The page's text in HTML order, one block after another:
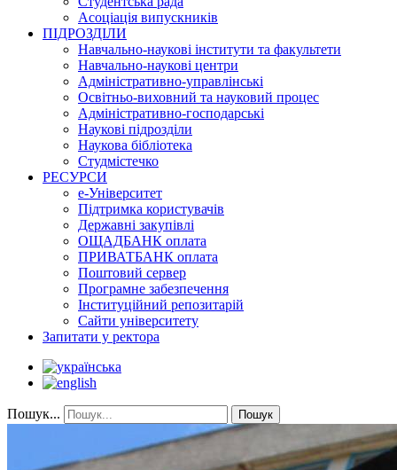
Асоціація випускників
ПІДРОЗДІЛИ
Навчально-наукові інститути та факультети
Навчально-наукові центри
Адміністративно-управлінські
Освітньо-виховний та науковий процес
Адміністративно-господарські
Наукові підрозділи
Наукова бібліотека
Студмістечко
РЕСУРСИ
е-Університет
Підтримка користувачів
Державні закупівлі
ОЩАДБАНК оплата
ПРИВАТБАНК оплата
Поштовий сервер
Програмне забезпечення
Інституційний репозитарій
Сайти університету
Запитати у ректора
Пошук... Пошук